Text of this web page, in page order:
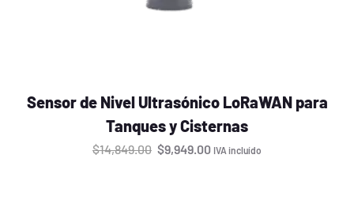
Sensor de Nivel Ultrasónico LoRaWAN para
Tanques y Cisternas
$14,849.00 $9,949.00 IVA incluído